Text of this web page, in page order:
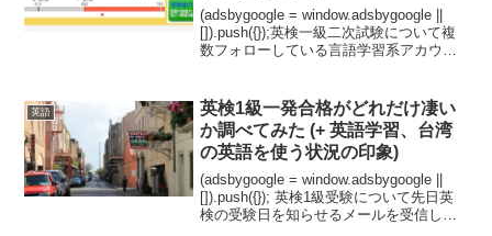
(adsbygoogle = window.adsbygoogle ||
[]).push({});英検一級二次試験について複
数フォローしている言語学習系アカウン
が受験...
英語
英検1級一発合格がどれだけ凄い
か調べてみた (+ 英語学習、台湾
の英語を使う状況の印象)
(adsbygoogle = window.adsbygoogle ||
[]).push({}); 英検1級受験について先日英
検の受験日を知らせるメールを受信した